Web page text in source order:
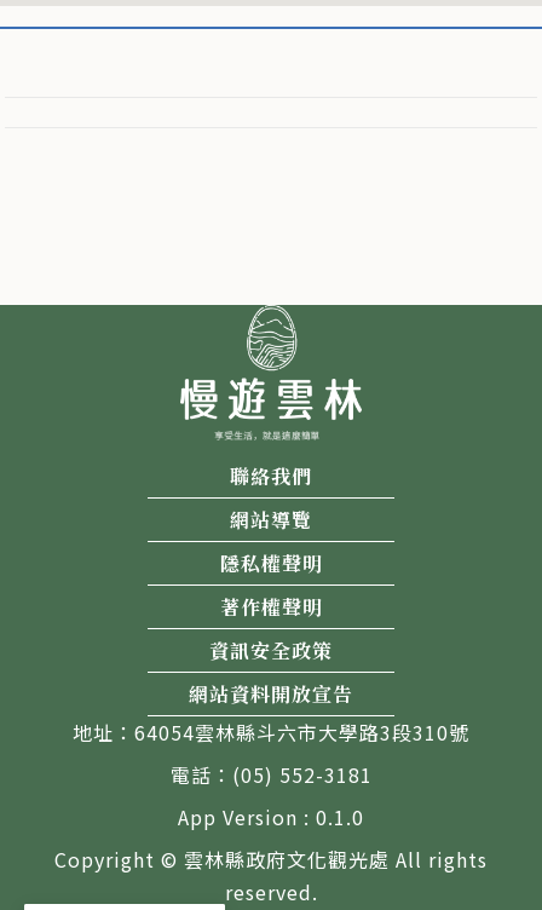
聯絡我們
網站導覽
隱私權聲明
著作權聲明
資訊安全政策
網站資料開放宣告
地址：64054雲林縣斗六市大學路3段310號
電話：(05) 552-3181
App Version : 0.1.0
Copyright © 雲林縣政府文化觀光處 All rights
reserved.